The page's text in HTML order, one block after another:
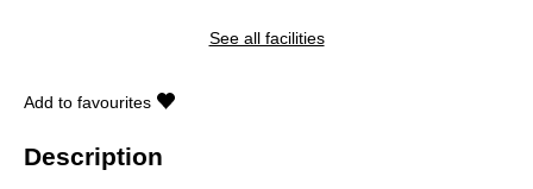
See all facilities
Add to favourites
Description